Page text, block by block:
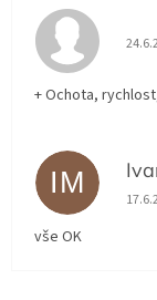
+ Ochota,
IM
vše OK